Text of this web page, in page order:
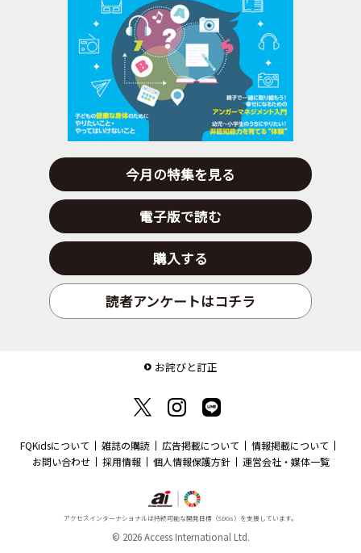
今月の特集を見る
電子版で読む
購入する
読者アンケートはコチラ
お詫びと訂正
FQKidsについて 雑誌の購読 広告掲載について
情報掲載について
お問い合わせ
採用情報 個人情報保護方針 運営会社・媒体一覧
アクセスインターナショナルは持続可能な開発目標（SDGs）を支援しています。
© 2026 Access International Ltd.